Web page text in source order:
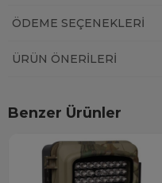
ÖDEME SEÇENEKLERI
ÜRÜN ÖNERILERI
Benzer Ürünler